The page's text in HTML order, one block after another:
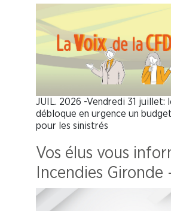
JUIL. 2026 -Vendredi 31 juillet:
débloque en urgence un
pour les sinistrés
Vos élus vous
Incendies Gironde